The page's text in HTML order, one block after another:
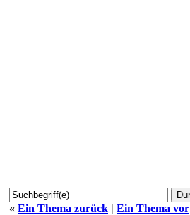
« Ein Thema zurück | Ein Thema vor